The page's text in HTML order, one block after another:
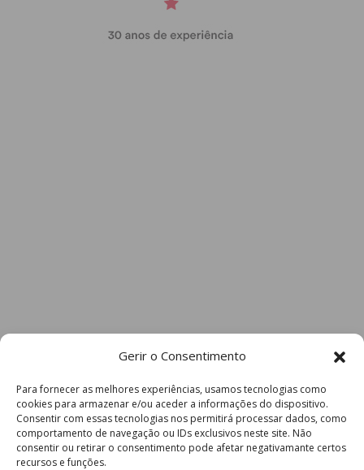
Gerir o Consentimento
Para fornecer as melhores experiências, usamos tecnologias como
cookies para armazenar e/ou aceder a informações do dispositivo.
Consentir com essas tecnologias nos permitirá processar dados, como
comportamento de navegação ou IDs exclusivos neste site. Não
consentir ou retirar o consentimento pode afetar negativamante certos
recursos e funções.